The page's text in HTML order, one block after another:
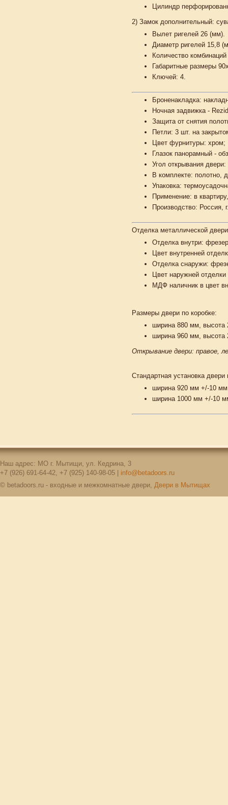
Цилиндр
2) Замок дополнительный:
Вылет ригелей 26 (мм).
Диаметр ригелей 15,8
Количество
Габаритные размеры
Ключей: 4.
Броненакладка:
Ночная задвижка -
Защита от снятия
Петли: 3 шт. на
Цвет фурнитуры: хром;
Глазок панорамный -
Угол открывания двери:
В комплекте: полотно,
Упаковка:
Применение: в
Производство: Россия,
Отделка металлической
Отделка внутри:
Цвет внутренней
Отделка снаружи:
Цвет наружней отделки
МДФ наличник в цвет
Размеры двери по коробке:
ширина 880 мм, высота
ширина 960 мм, высота
Открывание двери: правое,
Стандартная установка
ширина 920 мм +/-10
ширина 1000 мм +/-10
Наш адрес: МО г. Мытищи, ул. Кедрина, 3
+7 (926) 691-64-42, +7 (925) 140-98-05 | info@betadoors.ru
© betadoors.ru - входные и межкомнатные двери, Двери в Мытищах